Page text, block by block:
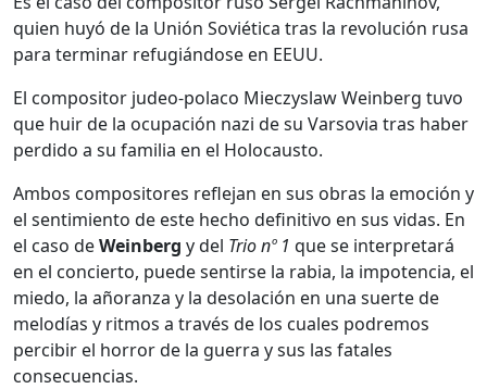
quien huyó de la Unión Soviética tras la revolución rusa
para terminar refugiándose en EEUU.
El compositor judeo-polaco Mieczyslaw Weinberg tuvo
que huir de la ocupación nazi de su Varsovia tras haber
perdido a su familia en el Holocausto.
Ambos compositores reflejan en sus obras la emoción y
el sentimiento de este hecho definitivo en sus vidas. En
el caso deWeinberg y del Trio nº 1 que se interpretará
en el concierto, puede sentirse la rabia, la impotencia, el
miedo, la añoranza y la desolación en una suerte de
melodías y ritmos a través de los cuales podremos
percibir el horror de la guerra y sus las fatales
consecuencias.